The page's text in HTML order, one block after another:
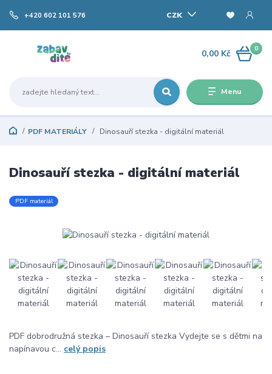
Menu
CZK
+420 602 101 576
0
0,00 Kč
PDF MATERIÁLY Dinosauří stezka - digitální materiál
Dinosauří stezka - digitální materiál
PDF materiál
PDF dobrodružná stezka – Dinosauří stezka Vydejte se s dětmi na
napínavou c... celý popis